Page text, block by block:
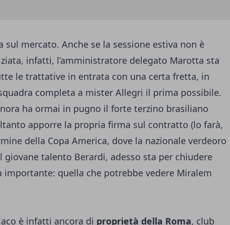
sul mercato. Anche se la sessione estiva non è
infatti, l’amministratore delegato Marotta sta
le trattative in entrata con una certa fretta, in
completa a mister Allegri il prima possibile.
ha ormai in pugno il forte terzino brasiliano
apporre la propria firma sul contratto (lo farà,
della Copa America, dove la nazionale verdeoro
giovane talento Berardi, adesso sta per chiudere
importante: quella che potrebbe vedere Miralem
è infatti ancora di proprietà della Roma, club